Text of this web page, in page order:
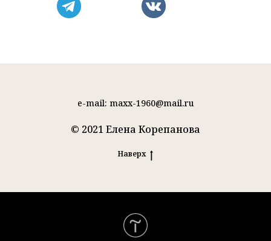
e-mail: maxx-1960@mail.ru
© 2021 Елена Корепанова
Наверх